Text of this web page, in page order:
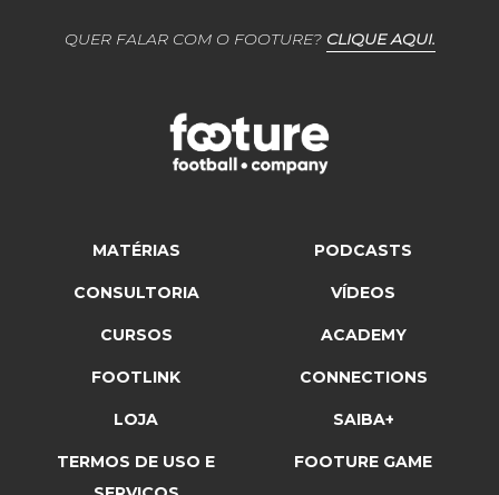
QUER FALAR COM O FOOTURE? CLIQUE AQUI.
MATÉRIAS PODCASTS
CONSULTORIA VÍDEOS
CURSOS ACADEMY
FOOTLINK CONNECTIONS
LOJA SAIBA+
TERMOS DE USO E
FOOTURE GAME